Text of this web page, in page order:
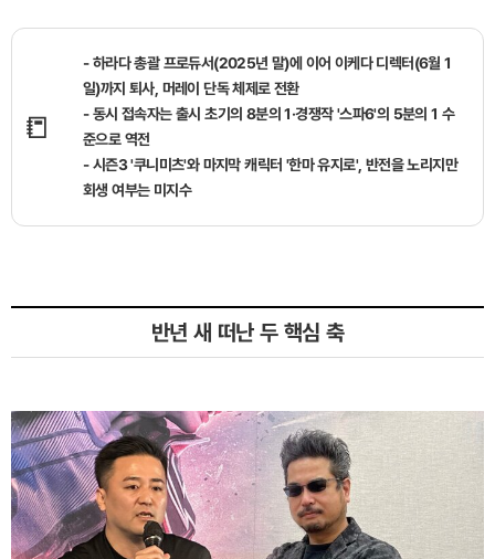
📒
- 하라다 총괄 프로듀서(2025년 말)에 이어 이케다 디렉터(6월 1
일)까지 퇴사, 머레이 단독 체제로 전환
- 동시 접속자는 출시 초기의 8분의 1·경쟁작 '스파6'의 5분의 1 수
준으로 역전
- 시즌3 '쿠니미츠'와 마지막 캐릭터 '한마 유지로', 반전을 노리지만
회생 여부는 미지수
반년 새 떠난 두 핵심 축